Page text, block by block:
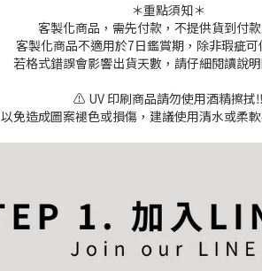
＊重點須知＊
客製化商品，需先付款，不提供貨到付款
客製化商品不適用於7日鑑賞期，除非瑕疵可
若格式錯誤會影響出貨天數，請仔細閱讀說
⚠️ UV 印刷商品請勿使用酒精擦拭‼️
以免造成圖案褪色或損傷，建議使用清水或柔